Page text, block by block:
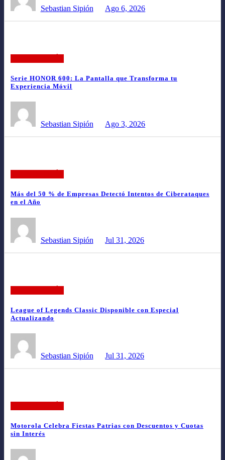
Sebastian Sipión Ago 6, 2026
Serie HONOR 600: La Pantalla que Transforma tu
Experiencia Móvil
Sebastian Sipión Ago 3, 2026
Más del 50 % de Empresas Detectó Intentos de Ciberataques
en el Año
Sebastian Sipión Jul 31, 2026
League of Legends Classic Disponible con Especial
Actualizando
Sebastian Sipión Jul 31, 2026
Motorola Celebra Fiestas Patrias con Descuentos y Cuotas
sin Interés